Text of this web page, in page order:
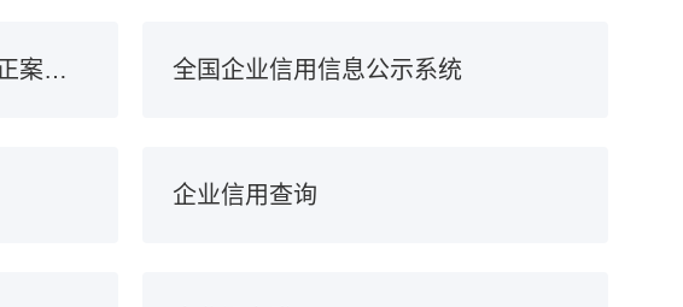
非公司企业法人章程或章程修正案备案 全国企业信用信息公示系统
企业信用查询